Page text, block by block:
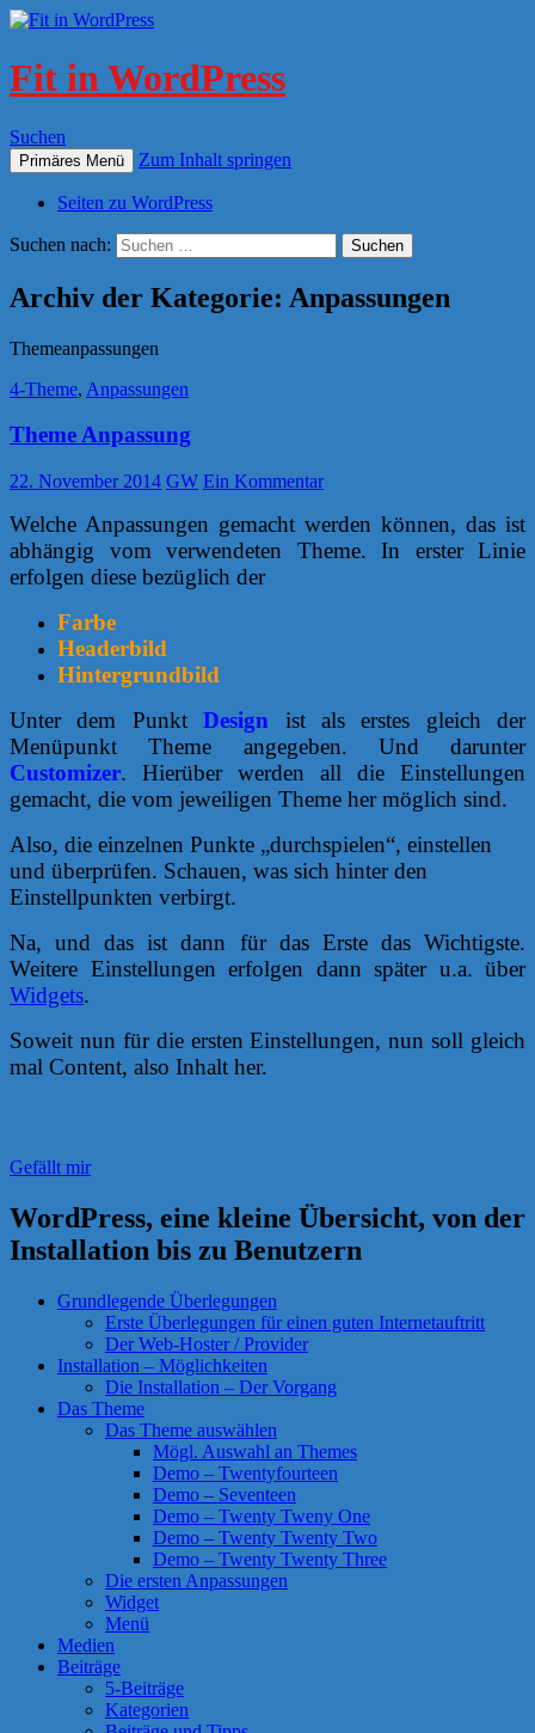
Fit in WordPress
Suchen
Primäres Menü Zum Inhalt springen
Seiten zu WordPress
Suchen nach:
Archiv der Kategorie: Anpassungen
Themeanpassungen
4-Theme, Anpassungen
Theme Anpassung
22. November 2014 GW Ein Kommentar
Welche Anpassungen gemacht werden können, das ist
abhängig vom verwendeten Theme. In erster Linie
erfolgen diese bezüglich der
Farbe
Headerbild
Hintergrundbild
Unter dem PunktDesign
ist als erstes gleich der
Menüpunkt Theme angegeben. Und darunter
Customizer. Hierüber werden all die Einstellungen
gemacht, die vom jeweiligen Theme her möglich sind.
Also, die einzelnen Punkte „durchspielen“, einstellen
und überprüfen. Schauen, was sich hinter den
Einstellpunkten verbirgt.
Na, und das ist dann für das Erste das Wichtigste.
Weitere Einstellungen erfolgen dann später u.a. über
Widgets.
Soweit nun für die ersten Einstellungen, nun soll gleich
mal Content, also Inhalt her.
Gefällt mir
WordPress, eine kleine Übersicht, von der
Installation bis zu Benutzern
Grundlegende Überlegungen
Erste Überlegungen für einen guten Internetauftritt
Der Web-Hoster / Provider
Installation – Möglichkeiten
Die Installation – Der Vorgang
Das Theme
Das Theme auswählen
Mögl. Auswahl an Themes
Demo – Twentyfourteen
Demo – Seventeen
Demo – Twenty Tweny One
Demo – Twenty Twenty Two
Demo – Twenty Twenty Three
Die ersten Anpassungen
Widget
Menü
Medien
Beiträge
5-Beiträge
Kategorien